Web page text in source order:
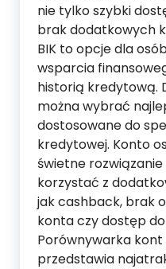
nie tylko szybki
brak dodatkowych
BIK to opcje dla
wsparcia
historią kredytową.
można wybrać
dostosowane do
kredytowej. Konto
świetne
korzystać z
jak cashback, brak
konta czy dostęp
Porównywarka
przedstawia